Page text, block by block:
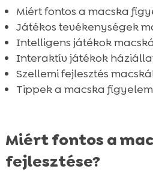
megelőzése
Összefoglaló
 FAQ
Miért fontos a macska
Játékos tevékenységek
Intelligens játékok
Interaktív játékok
Szellemi fejlesztés
Tippek a macska
Miért fontos a
fejlesztése?